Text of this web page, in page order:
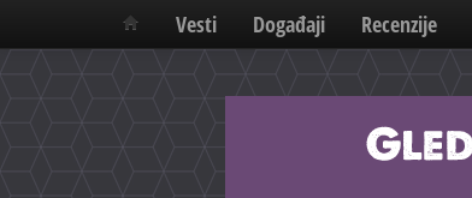
Vesti Događaji Recenzije